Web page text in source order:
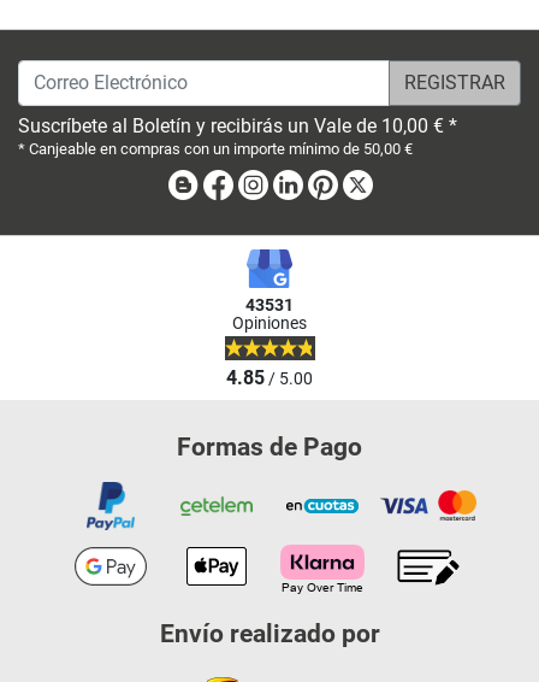
Correo Electrónico
Suscríbete al Boletín y recibirás un Vale de 10,00 € *
* Canjeable en compras con un importe mínimo de 50,00 €
BlogFacebook
Instagram
LinkedinPinterest
43531
Opiniones
4.85/ 5.00
Formas de Pago
Envío realizado por